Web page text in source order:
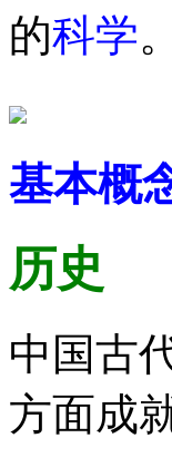
的科学。
基本概
历史
中国古
方面成